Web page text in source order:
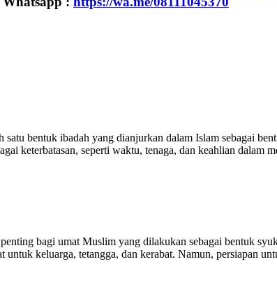
bentuk ibadah yang dianjurkan dalam Islam sebagai
keterbatasan, seperti waktu, tenaga, dan keahlian
bagi umat Muslim yang dilakukan sebagai bentuk
keluarga, tetangga, dan kerabat. Namun, persiapan